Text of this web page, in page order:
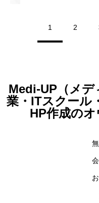
1 2
Medi-UP（メデ
業・ITスクール
HP作成のオ